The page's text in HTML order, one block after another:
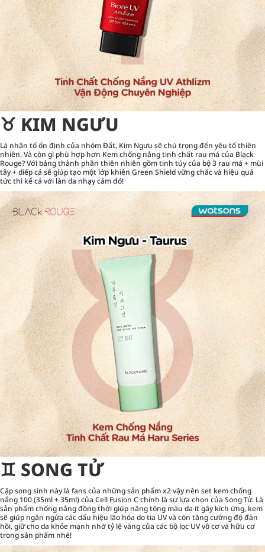
♉︎ KIM NGƯU
Là nhân tố ổn định của nhóm Đất, Kim Ngưu sẽ chú trọng đến yêu tố thiên
nhiên. Và còn gì phù hợp hơn Kem chống nắng tinh chất rau má của Black
Rouge? Với bảng thành phần thiên nhiên gồm tinh túy của bộ 3 rau má + mùi
tây + diếp cá sẽ giúp tạo một lớp khiên Green Shield vững chắc và hiệu quả
tức thì kể cả với làn da nhạy cảm đó!
♊︎ SONG TỬ
Cặp song sinh này là fans của những sản phẩm x2 vậy nên set kem chống
nắng 100 (35ml + 35ml) của Cell Fusion C chính là sự lựa chọn của Song Tử. Là
sản phẩm chống nắng đồng thời giúp nâng tông màu da ít gây kích ứng, kem
sẽ giúp ngăn ngừa các dấu hiệu lão hóa do tia UV và còn tăng cường độ đàn
hồi, giữ cho da khỏe mạnh nhờ tỷ lệ vàng của các bộ lọc UV vô cơ và hữu cơ
trong sản phẩm nhé!